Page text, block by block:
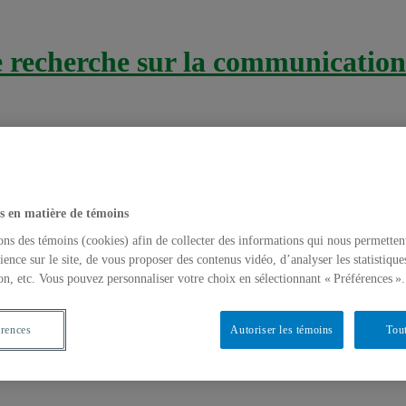
recherche sur la
des militaires exposés à des
en matière de témoins
des témoins (cookies) afin de collecter des informations qui nous
sur le site, de vous proposer des contenus vidéo, d’analyser les
etc. Vous pouvez personnaliser votre choix en sélectionnant « Préférences ».
Autoriser les témoins